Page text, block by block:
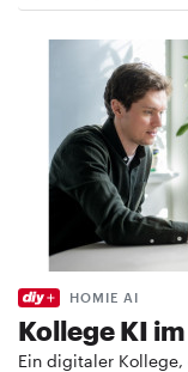
HOMIE AI
Kollege KI
Ein digitaler